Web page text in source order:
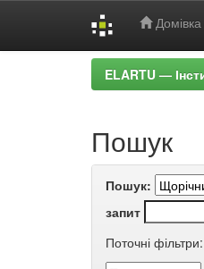
Домівка
ELARTU —
Пошук
Пошук:
запит
Поточні фільтри: